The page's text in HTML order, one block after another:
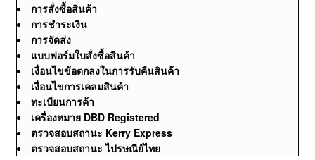
การสั่งซื้อสินค้า
การชำระเงิน
การจัดส่ง
แบบฟอร์มใบสั่งซื้อสินค้า
เงื่อนไขข้อตกลงในการรับคืนสินค้า
เงื่อนไขการเคลมสินค้า
ทะเบียนการค้า
เครื่องหมาย DBD Registered
ตรวจสอบสถานะ Kerry Express
ตรวจสอบสถานะ ไปรษณีย์ไทย